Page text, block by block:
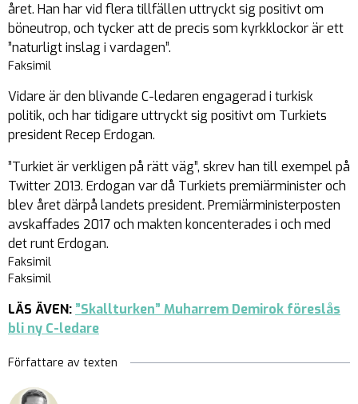
året. Han har vid flera tillfällen uttryckt sig positivt om
böneutrop, och tycker att de precis som kyrkklockor är ett
”naturligt inslag i vardagen”.
Faksimil
Vidare är den blivande C-ledaren engagerad i turkisk
politik, och har tidigare uttryckt sig positivt om Turkiets
president Recep Erdogan.
”Turkiet är verkligen på rätt väg”, skrev han till exempel på
Twitter 2013. Erdogan var då Turkiets premiärminister och
blev året därpå landets president. Premiärministerposten
avskaffades 2017 och makten koncenterades i och med
det runt Erdogan.
Faksimil
Faksimil
LÄS ÄVEN: ”Skallturken” Muharrem Demirok föreslås
bli ny C-ledare
Författare av texten